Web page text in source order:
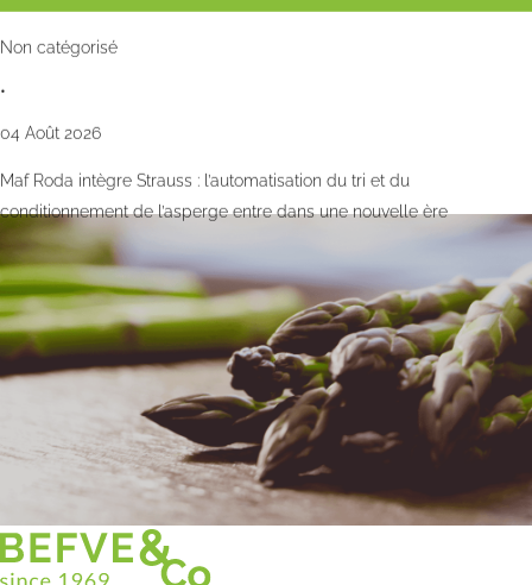
Non catégorisé
•
04 Août 2026
Maf Roda intègre Strauss : l’automatisation du tri et du
conditionnement de l’asperge entre dans une nouvelle ère